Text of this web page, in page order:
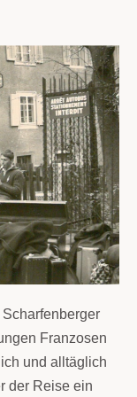
Franzosen
und alltäglich
der Reise ein